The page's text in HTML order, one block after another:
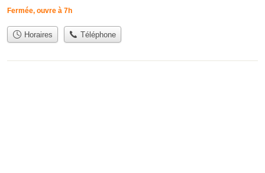
Fermée, ouvre à 7h
Horaires Téléphone